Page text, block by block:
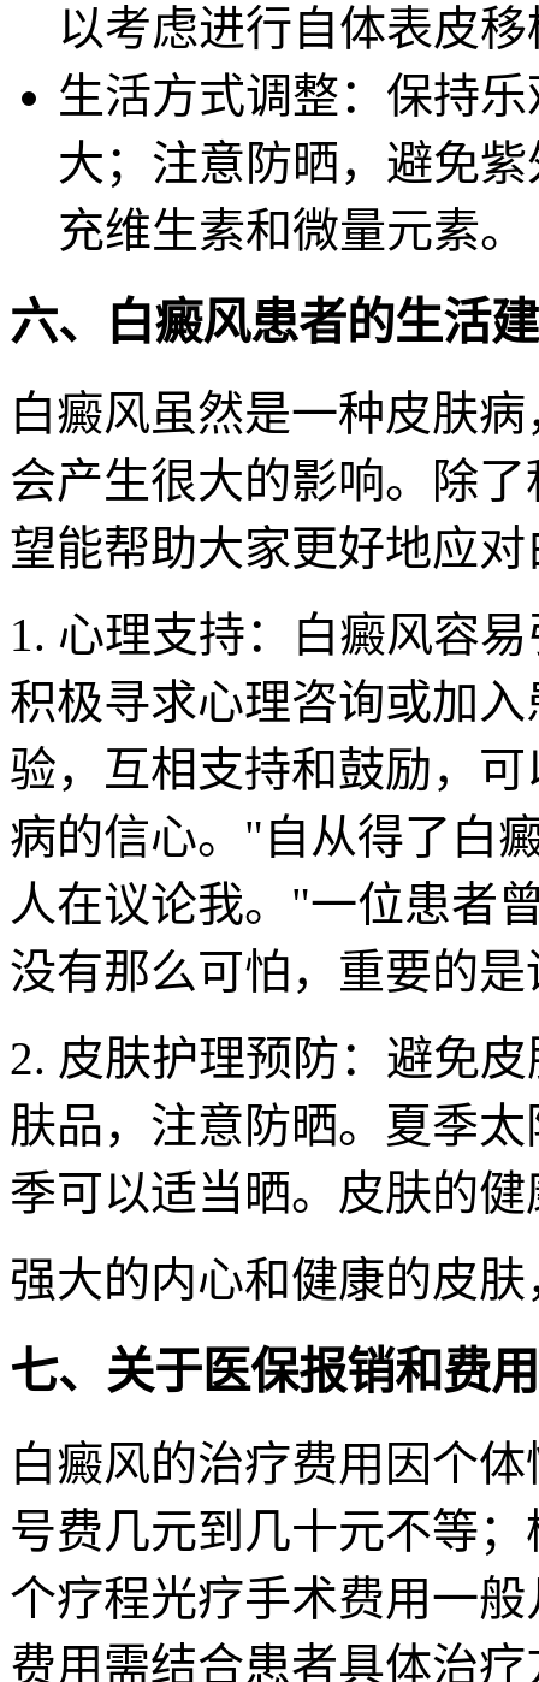
以考虑进行自体表皮
生活方式调整：保持
大；注意防晒，避免
充维生素和微量元素。
六、白癜风患者的生活
白癜风虽然是一种皮肤
会产生很大的影响。除
望能帮助大家更好地应
1. 心理支持：白癜风容
积极寻求心理咨询或加
验，互相支持和鼓励，
病的信心。"自从得了白
人在议论我。"一位患者
没有那么可怕，重要的
2. 皮肤护理预防：避免
肤品，注意防晒。夏季
季可以适当晒。皮肤的
强大的内心和健康的皮
七、关于医保报销和费用
白癜风的治疗费用因个
号费几元到几十元不等
个疗程光疗手术费用一
费用需结合患者具体治